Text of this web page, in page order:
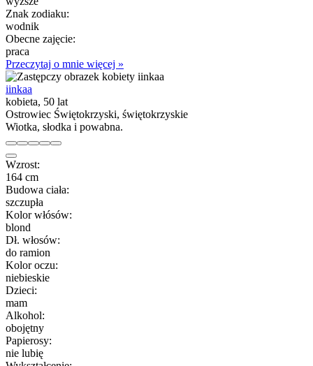
Znak zodiaku:
wodnik
Obecne zajęcie:
praca
Przeczytaj o mnie więcej »
iinkaa
kobieta, 50 lat
Ostrowiec Świętokrzyski, świętokrzyskie
Wiotka, słodka i powabna.
Wzrost:
164 cm
Budowa ciała:
szczupła
Kolor włósów:
blond
Dł. włosów:
do ramion
Kolor oczu:
niebieskie
Dzieci:
mam
Alkohol:
obojętny
Papierosy:
nie lubię